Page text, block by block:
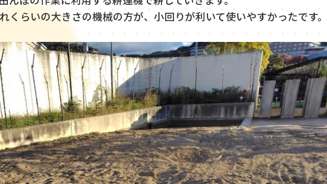
くらいの大きさの機械の方が、小回りが利いて使いやすかったです。